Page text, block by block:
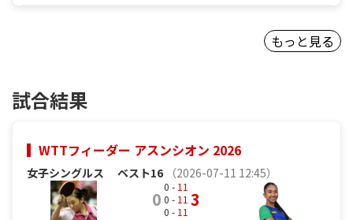
もっと見る
試合結果
WTTフィーダー アスンシオン 2026
女子シングルス ベスト16 （2026-07-11 12:45）
0
0 - 11
0 - 11
0 - 11
3